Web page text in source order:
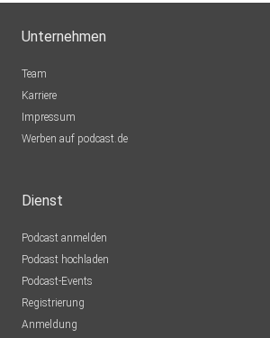
Unternehmen
Team
Karriere
Impressum
Werben auf podcast.de
Dienst
Podcast anmelden
Podcast hochladen
Podcast-Events
Registrierung
Anmeldung